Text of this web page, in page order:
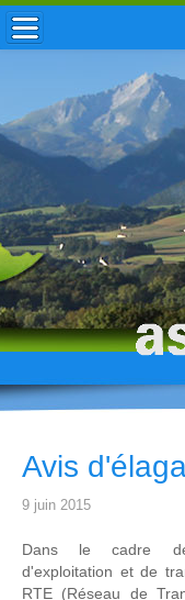
ACCUEIL / INFOS
MUNICIPALITÉ
VIE LOCALE
ENFANCE
TOURISME
HISTOIRE
Avis
9 juin 2015
Dans le cadre
d'exploitation et de
RTE (Réseau de